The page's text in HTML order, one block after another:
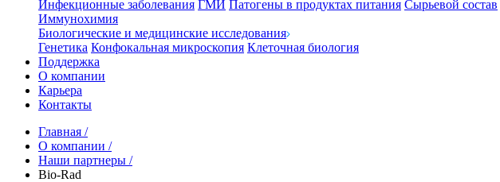
Инфекционные заболевания ГМИ Патогены в продуктах питания Сырьевой состав
Иммунохимия
Биологические и медицинские исследования
Генетика Конфокальная микроскопия Клеточная биология
Поддержка
О компании
Карьера
Контакты
Главная /
О компании /
Наши партнеры /
Bio-Rad